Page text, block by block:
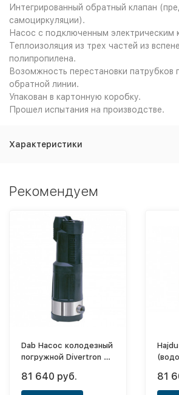
Интегрированный обратный клапан
самоциркуляции).
Насос с подключенным электрическим
Теплоизоляция из трех частей из
полипропилена.
Возомжность перестановки
обратной линии.
Упакован в картонную коробку.
Прошел испытания на производстве.
Характеристики
Рекомендуем
Dab Насос колодезный
погружной Divertron Х
81 640 руб.
IND
81